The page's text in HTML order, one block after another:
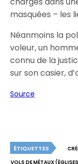
masquées – les
Néanmoins la
voleur, un
connu de la
sur son casier,
Source
ÉTIQUETTES
VOLS DE MÉTAUX